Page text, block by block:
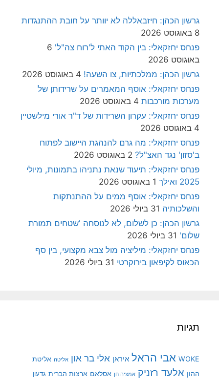
גרשון הכהן: חיזבאללה לא יוותר על חובת ההתנגדות
8 באוגוסט 2026
פנחס יחזקאלי: בין הקוד האתי ל'רוח צה"ל' 6
באוגוסט 2026
גרשון הכהן: ממלכתיות, צו השעה! 4 באוגוסט 2026
פנחס יחזקאלי: אוסף המאמרים על שרידותן של
מערכות מורכבות 4 באוגוסט 2026
פנחס יחזקאלי: עקרון השרידות של ד"ר אורי מילשטיין
4 באוגוסט 2026
פנחס יחזקאלי: מה גרם להנהגת היישוב לפתוח
ב'סזון' נגד האצ"ל? 2 באוגוסט 2026
פנחס יחזקאלי: תיעוד שנאת נתניהו בתמונות, מיולי
2025 ואילך
1 באוגוסט 2026
פנחס יחזקאלי: אוסף ממים על ההתנתקות
והשלכותיה 31 ביולי 2026
גרשון הכהן: כן לשלום, לא לנוסחה 'שטחים תמורת
שלום' 31 ביולי 2026
פנחס יחזקאלי: מיליציה מול צבא מקצועי, בין סף
הכאוס לקיפאון בירוקרטי 31 ביולי 2026
תגיות
WOKE אבי הראל איראן אלי בר און אליטה אליטת
ההון אלעד רזניק אמציה חן אסלאם ארצות הברית גדעון